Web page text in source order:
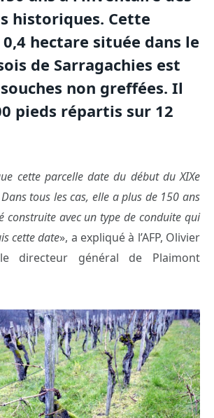
historiques. Cette
hectare située dans le
de Sarragachies est
non greffées. Il
pieds répartis sur 12
cette parcelle date du début du XIXe
tous les cas, elle a plus de 150 ans
construite avec un type de conduite qui
cette date», a expliqué à l’AFP, Olivier
le directeur général de Plaimont